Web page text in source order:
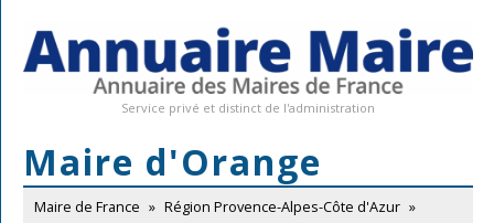
Service privé et distinct de l'administration
Maire d'Orange
Maire de France » Région Provence-Alpes-Côte d'Azur »